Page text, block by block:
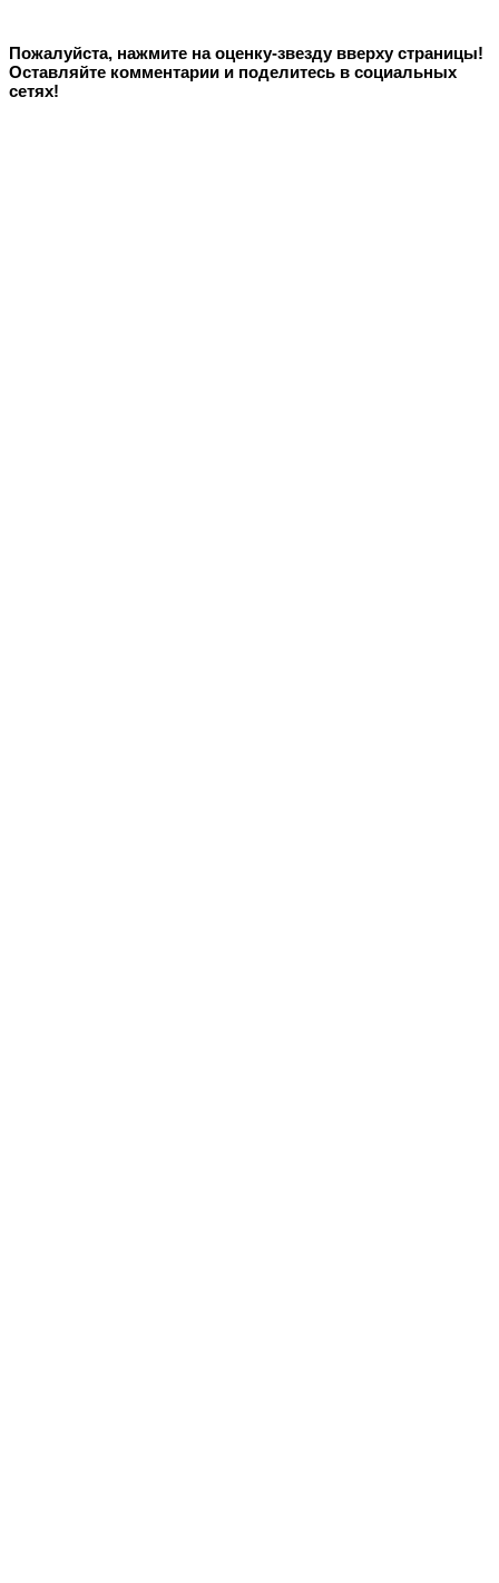
Пожалуйста, нажмите на оценку-звезду вверху страницы!
Оставляйте комментарии и поделитесь в социальных
сетях!